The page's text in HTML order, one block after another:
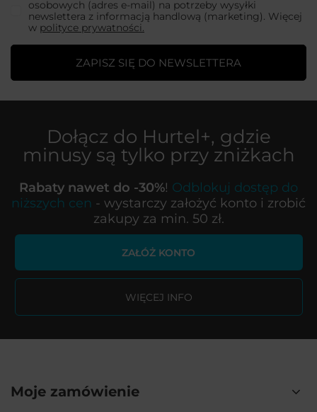
osobowych (adres e-mail) na potrzeby wysyłki
newslettera z informacją handlową (marketing). Więcej
w polityce prywatności.
ZAPISZ SIĘ DO NEWSLETTERA
Dołącz do Hurtel+, gdzie
minusy są tylko przy zniżkach
Rabaty nawet do -30%! Odblokuj dostęp do
niższych cen - wystarczy założyć konto i zrobić
zakupy za min. 50 zł.
ZAŁÓŻ KONTO
WIĘCEJ INFO
Moje zamówienie